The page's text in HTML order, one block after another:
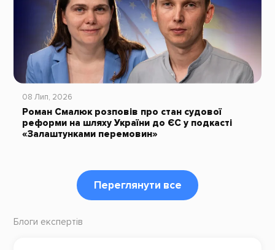
08 Лип, 2026
Роман Смалюк розповів про стан судової
реформи на шляху України до ЄС у подкасті
«Залаштунками перемовин»
Переглянути все
Блоги експертів